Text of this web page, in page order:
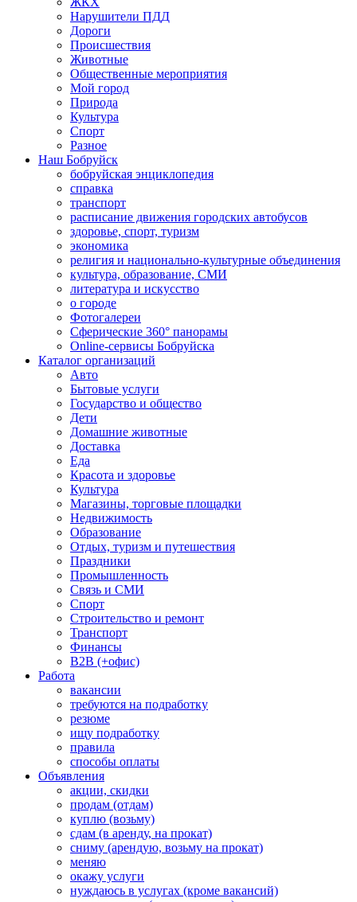
Нарушители ПДД
Дороги
Происшествия
Животные
Общественные мероприятия
Мой город
Природа
Культура
Спорт
Разное
Наш Бобруйск
бобруйская энциклопедия
справка
транспорт
расписание движения городских автобусов
здоровье, спорт, туризм
экономика
религия и национально-культурные объединения
культура, образование, СМИ
литература и искусство
о городе
Фотогалереи
Сферические 360° панорамы
Online-сервисы Бобруйска
Каталог организаций
Авто
Бытовые услуги
Государство и общество
Дети
Домашние животные
Доставка
Еда
Красота и здоровье
Культура
Магазины, торговые площадки
Недвижимость
Образование
Отдых, туризм и путешествия
Праздники
Промышленность
Связь и СМИ
Спорт
Строительство и ремонт
Транспорт
Финансы
B2B (+офис)
Работа
вакансии
требуются на подработку
резюме
ищу подработку
правила
способы оплаты
Объявления
акции, скидки
продам (отдам)
куплю (возьму)
сдам (в аренду, на прокат)
сниму (арендую, возьму на прокат)
меняю
окажу услуги
нуждаюсь в услугах (кроме вакансий)